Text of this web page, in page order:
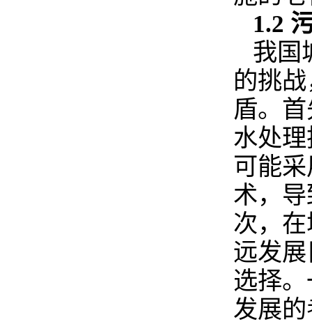
1.2
我国
的挑
盾。
水处
可能
术，
次，
远发
选择
发展